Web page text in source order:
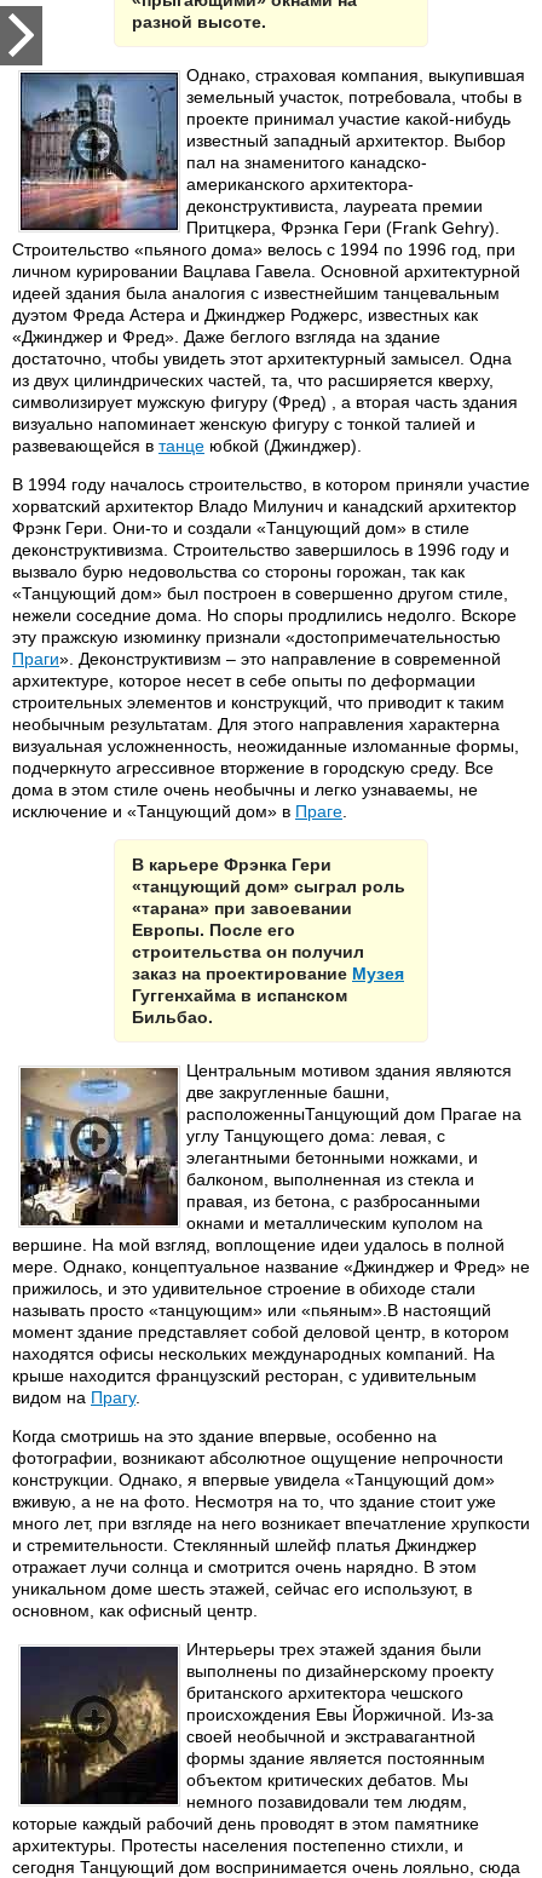
разной высоте.
Однако, страховая компания, выкупившая
земельный участок, потребовала, чтобы в
проекте принимал участие какой-нибудь
известный западный архитектор. Выбор
пал на знаменитого канадско-
американского архитектора-
деконструктивиста, лауреата премии
Притцкера, Фрэнка Гери (Frank Gehry).
Строительство «пьяного дома» велось с 1994 по 1996 год, при
личном курировании Вацлава Гавела. Основной архитектурной
идеей здания была аналогия с известнейшим танцевальным
дуэтом Фреда Астера и Джинджер Роджерс, известных как
«Джинджер и Фред». Даже беглого взгляда на здание
достаточно, чтобы увидеть этот архитектурный замысел. Одна
из двух цилиндрических частей, та, что расширяется кверху,
символизирует мужскую фигуру (Фред) , а вторая часть здания
визуально напоминает женскую фигуру с тонкой талией и
развевающейся в танце юбкой (Джинджер).
В 1994 году началось строительство, в котором приняли участие
хорватский архитектор Владо Милунич и канадский архитектор
Фрэнк Гери. Они-то и создали «Танцующий дом» в стиле
деконструктивизма. Строительство завершилось в 1996 году и
вызвало бурю недовольства со стороны горожан, так как
«Танцующий дом» был построен в совершенно другом стиле,
нежели соседние дома. Но споры продлились недолго. Вскоре
эту пражскую изюминку признали «достопримечательностью
Праги». Деконструктивизм – это направление в современной
архитектуре, которое несет в себе опыты по деформации
строительных элементов и конструкций, что приводит к таким
необычным результатам. Для этого направления характерна
визуальная усложненность, неожиданные изломанные формы,
подчеркнуто агрессивное вторжение в городскую среду. Все
дома в этом стиле очень необычны и легко узнаваемы, не
исключение и «Танцующий дом» в Праге
В карьере Фрэнка Гери
«танцующий дом» сыграл роль
«тарана» при завоевании
Европы. После его
строительства он получил
заказ на проектирование Музея
Гуггенхайма в испанском
Бильбао.
Центральным мотивом здания являются
две закругленные башни,
расположенныТанцующий дом Прагае на
углу Танцующего дома: левая, с
элегантными бетонными ножками, и
балконом, выполненная из стекла и
правая, из бетона, с разбросанными
окнами и металлическим куполом на
вершине. На мой взгляд, воплощение идеи удалось в полной
мере. Однако, концептуальное название «Джинджер и Фред» не
прижилось, и это удивительное строение в обиходе стали
называть просто «танцующим» или «пьяным».В настоящий
момент здание представляет собой деловой центр, в котором
находятся офисы нескольких международных компаний. На
крыше находится французский ресторан, с удивительным
видом на Прагу.
Когда смотришь на это здание впервые, особенно на
фотографии, возникают абсолютное ощущение непрочности
конструкции. Однако, я впервые увидела «Танцующий дом»
вживую, а не на фото. Несмотря на то, что здание стоит уже
много лет, при взгляде на него возникает впечатление хрупкости
и стремительности. Стеклянный шлейф платья Джинджер
отражает лучи солнца и смотрится очень нарядно. В этом
уникальном доме шесть этажей, сейчас его используют, в
основном, как офисный центр.
Интерьеры трех этажей здания были
выполнены по дизайнерскому проекту
британского архитектора чешского
происхождения Евы Йоржичной. Из-за
своей необычной и экстравагантной
формы здание является постоянным
объектом критических дебатов. Мы
немного позавидовали тем людям,
которые каждый рабочий день проводят в этом памятнике
архитектуры. Протесты населения постепенно стихли, и
сегодня Танцующий дом воспринимается очень лояльно, сюда